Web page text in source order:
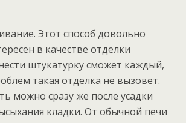
Этот способ довольно
в качестве отделки
штукатурку сможет каждый,
такая отделка не вызовет.
можно сразу же после усадки
кладки. От обычной печи